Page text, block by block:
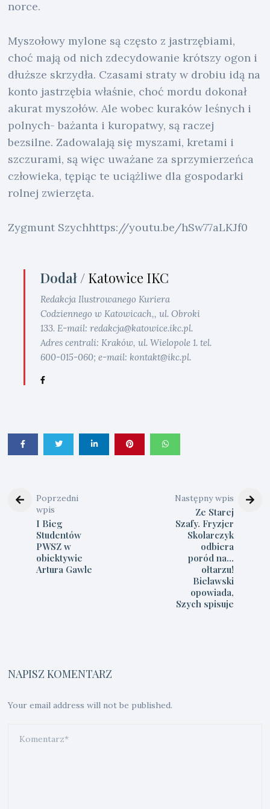
norce.
Myszołowy mylone są często z jastrzębiami,
choć mają od nich zdecydowanie krótszy ogon i
dłuższe skrzydła. Czasami straty w drobiu idą na
konto jastrzębia właśnie, choć mordu dokonał
akurat myszołów. Ale wobec kuraków leśnych i
polnych- bażanta i kuropatwy, są raczej
bezsilne. Zadowalają się myszami, kretami i
szczurami, są więc uważane za sprzymierzeńca
człowieka, tępiąc te uciążliwe dla gospodarki
rolnej zwierzęta.
Zygmunt Szychhttps://youtu.be/hSw77aLKJf0
Dodał / Katowice IKC
Redakcja Ilustrowanego Kuriera
Codziennego w Katowicach,, ul. Obroki
133. E-mail: redakcja@katowice.ikc.pl.
Adres centrali: Kraków, ul. Wielopole 1. tel.
600-015-060; e-mail: kontakt@ikc.pl.
Poprzedni
wpis
I Bieg
Studentów
PWSZ w
obiektywie
Artura Gawle
Następny wpis
Ze Starej
Szafy. Fryzjer
Skolarczyk
odbiera
poród na…
ołtarzu!
Bielawski
opowiada,
Szych spisuje
NAPISZ KOMENTARZ
Your email address will not be published.